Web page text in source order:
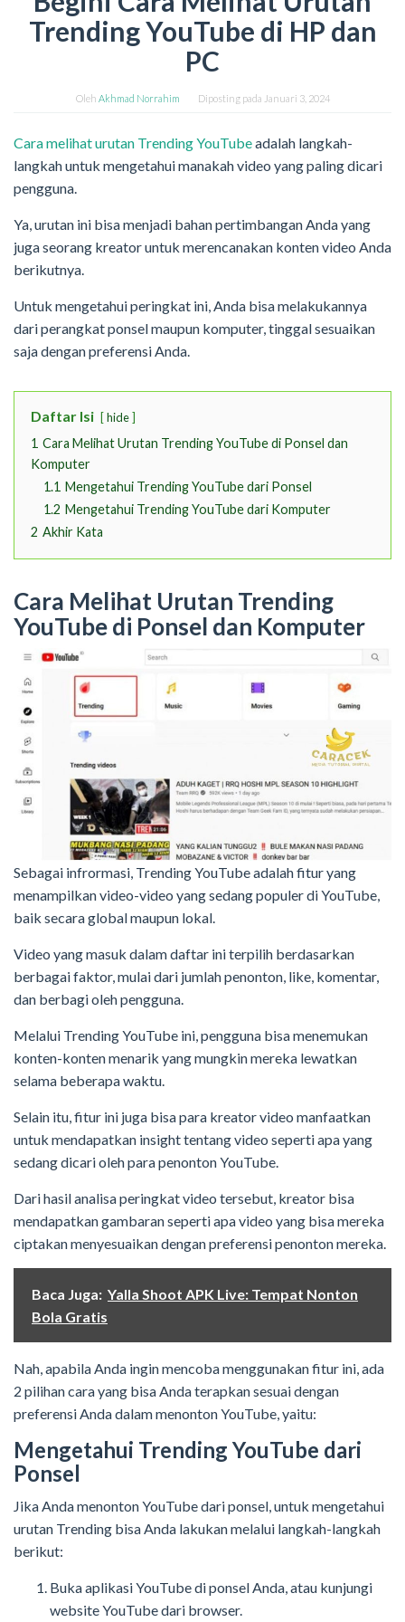
Trending YouTube di HP dan
PC
Oleh Akhmad Norrahim Diposting pada Januari 3, 2024
Cara melihat urutan Trending YouTubeadalah langkah-
langkah untuk mengetahui manakah video yang paling dicari
pengguna.
Ya, urutan ini bisa menjadi bahan pertimbangan Anda yang
juga seorang kreator untuk merencanakan konten video Anda
berikutnya.
Untuk mengetahui peringkat ini, Anda bisa melakukannya
dari perangkat ponsel maupun komputer, tinggal sesuaikan
saja dengan preferensi Anda.
Daftar Isi hide
1 Cara Melihat Urutan Trending YouTube di Ponsel dan
Komputer
1.1 Mengetahui Trending YouTube dari Ponsel
1.2 Mengetahui Trending YouTube dari Komputer
2 Akhir Kata
Cara Melihat Urutan Trending
YouTube di Ponsel dan Komputer
Sebagai infrormasi, Trending YouTube adalah fitur yang
menampilkan video-video yang sedang populer di YouTube,
baik secara global maupun lokal.
Video yang masuk dalam daftar ini terpilih berdasarkan
berbagai faktor, mulai dari jumlah penonton, like, komentar,
dan berbagi oleh pengguna.
Melalui Trending YouTube ini, pengguna bisa menemukan
konten-konten menarik yang mungkin mereka lewatkan
selama beberapa waktu.
Selain itu, fitur ini juga bisa para kreator video manfaatkan
untuk mendapatkan insight tentang video seperti apa yang
sedang dicari oleh para penonton YouTube.
Dari hasil analisa peringkat video tersebut, kreator bisa
mendapatkan gambaran seperti apa video yang bisa mereka
ciptakan menyesuaikan dengan preferensi penonton mereka.
Baca Juga: Yalla Shoot APK Live: Tempat Nonton
Bola Gratis
Nah, apabila Anda ingin mencoba menggunakan fitur ini, ada
2 pilihan cara yang bisa Anda terapkan sesuai dengan
preferensi Anda dalam menonton YouTube, yaitu:
Mengetahui Trending YouTube dari
Ponsel
Jika Anda menonton YouTube dari ponsel, untuk mengetahui
urutan Trending bisa Anda lakukan melalui langkah-langkah
berikut:
Buka aplikasi YouTube di ponsel Anda, atau kunjungi
website YouTube dari browser.